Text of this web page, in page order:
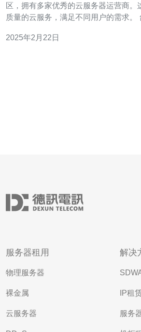
区，拥有多家优秀的云服务器运营商。
质量的云服务，满足不同用户的需求。 台湾大哥大是台湾
们提供稳定可靠的云服务器服务，拥有
2025年2月22日
服务器租用
物理服务器
裸金属
云服务器
解决
IP租
服务